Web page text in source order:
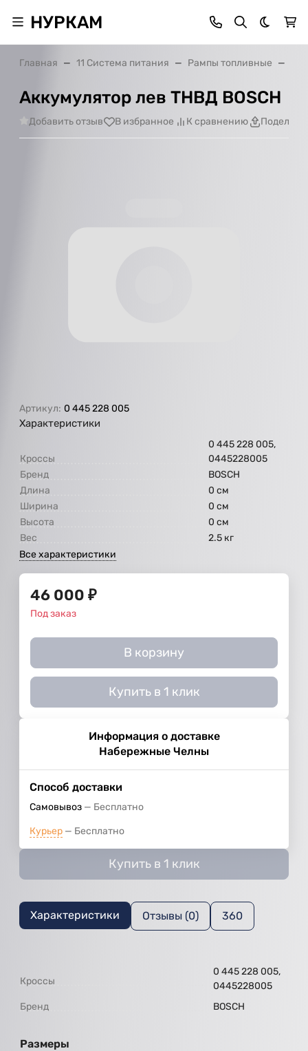
НУРКАМ Темная
Главная 11 Система питания Рампы топливные
Аккумулятор лев ТНВД BOSCH
Добавить отзыв В избранное К сравнению
Артикул: 0 445 228 005
Характеристики
Кроссы
0 445 228 005,
0445228005
Бренд
BOSCH
Длина
0 см
Ширина
0 см
Высота
0 см
Вес
2.5 кг
Все характеристики
46 000 ₽
Под заказ
В корзину
Купить в 1 клик
Информация о доставке
Набережные Челны
Способ доставки
Самовывоз Бесплатно
Курьер Бесплатно
Купить в 1 клик
Характеристики Отзывы (0) 360
Кроссы
0 445 228 005,
0445228005
Бренд
BOSCH
Размеры